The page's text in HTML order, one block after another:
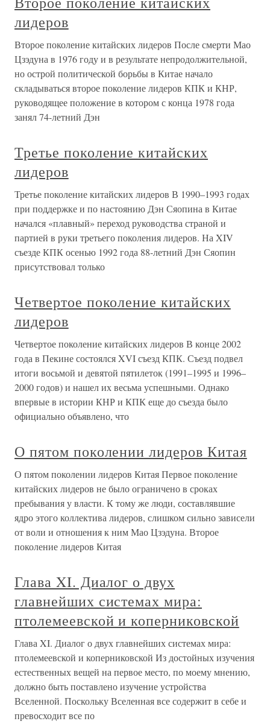
лидеров
Второе поколение китайских лидеров После смерти Мао
Цзэдуна в 1976 году и в результате непродолжительной,
но острой политической борьбы в Китае начало
складываться второе поколение лидеров КПК и КНР,
руководящее положение в котором с конца 1978 года
занял 74-летний Дэн
Третье поколение китайских
лидеров
Третье поколение китайских лидеров В 1990–1993 годах
при поддержке и по настоянию Дэн Сяопина в Китае
начался «плавный» переход руководства страной и
партией в руки третьего поколения лидеров. На XIV
съезде КПК осенью 1992 года 88-летний Дэн Сяопин
присутствовал только
Четвертое поколение китайских
лидеров
Четвертое поколение китайских лидеров В конце 2002
года в Пекине состоялся XVI съезд КПК. Съезд подвел
итоги восьмой и девятой пятилеток (1991–1995 и 1996–
2000 годов) и нашел их весьма успешными. Однако
впервые в истории КНР и КПК еще до съезда было
официально объявлено, что
О пятом поколении лидеров Китая
О пятом поколении лидеров Китая Первое поколение
китайских лидеров не было ограничено в сроках
пребывания у власти. К тому же люди, составлявшие
ядро этого коллектива лидеров, слишком сильно зависели
от воли и отношения к ним Мао Цзэдуна. Второе
поколение лидеров Китая
Глава XI. Диалог о двух
главнейших системах мира:
птолемеевской и коперниковской
Глава XI. Диалог о двух главнейших системах мира:
птолемеевской и коперниковской Из достойных изучения
естественных вещей на первое место, по моему мнению,
должно быть поставлено изучение устройства
Вселенной. Поскольку Вселенная все содержит в себе и
превосходит все по